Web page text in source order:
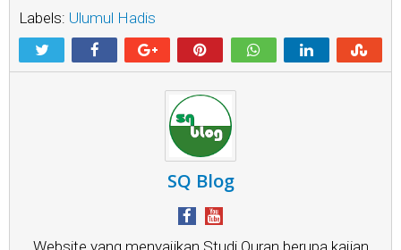
Labels: Ulumul Hadis
SQ Blog
Website yang menyajikan Studi Quran berupa kajian